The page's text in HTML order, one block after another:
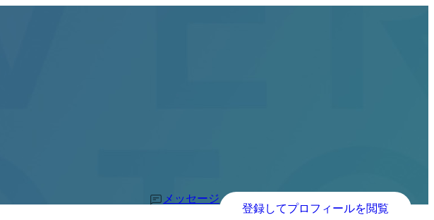
メッセージ
登録してプロフィールを閲覧